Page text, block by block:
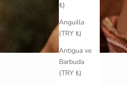
₺)
Anguilla
(TRY ₺)
Antigua ve
Barbuda
(TRY ₺)